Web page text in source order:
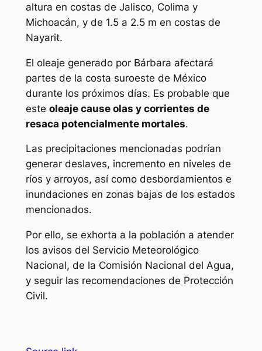
altura en costas de Jalisco, Colima y
Michoacán, y de 1.5 a 2.5 m en costas de
Nayarit.
El oleaje generado por Bárbara afectará
partes de la costa suroeste de México
durante los próximos días. Es probable que
este oleaje cause olas y corrientes de
resaca potencialmente mortales.
Las precipitaciones mencionadas podrían
generar deslaves, incremento en niveles de
ríos y arroyos, así como desbordamientos e
inundaciones en zonas bajas de los estados
mencionados.
Por ello, se exhorta a la población a atender
los avisos del Servicio Meteorológico
Nacional, de la Comisión Nacional del Agua,
y seguir las recomendaciones de Protección
Civil.